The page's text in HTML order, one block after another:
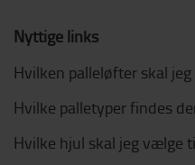
Nyttige links
Hvilken palleløfter skal
Hvilke palletyper findes
Hvilke hjul skal jeg vælge